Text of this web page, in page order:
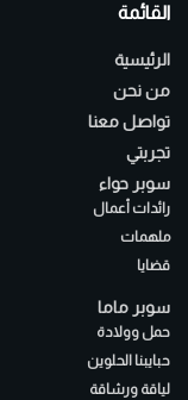
القائمة
الرئيسية
من نحن
تواصل معنا
تجربتي
سوبر حواء
رائدات أعمال
ملهمات
قضايا
سوبر ماما
حمل وولادة
حبايبنا الحلوين
لياقة ورشاقة